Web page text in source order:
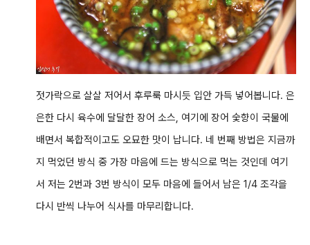
젓가락으로 살살 저어서 후루룩 마시듯 입안 가득 넣어봅니다. 은
은한 다시 육수에 달달한 장어 소스, 여기에 장어 숯향이 국물에
배면서 복합적이고도 오묘한 맛이 납니다. 네 번째 방법은 지금까
지 먹었던 방식 중 가장 마음에 드는 방식으로 먹는 것인데 여기
서 저는 2번과 3번 방식이 모두 마음에 들어서 남은 1/4 조각을
다시 반씩 나누어 식사를 마무리합니다.